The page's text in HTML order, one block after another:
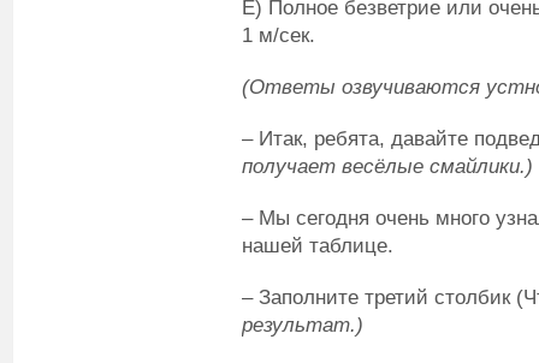
Е) Полное безветрие или
1 м/сек.
(Ответы озвучиваются
– Итак, ребята, давайте
получает весёлые смайлики.)
– Мы сегодня очень много
нашей таблице.
– Заполните третий столбик
результат.)